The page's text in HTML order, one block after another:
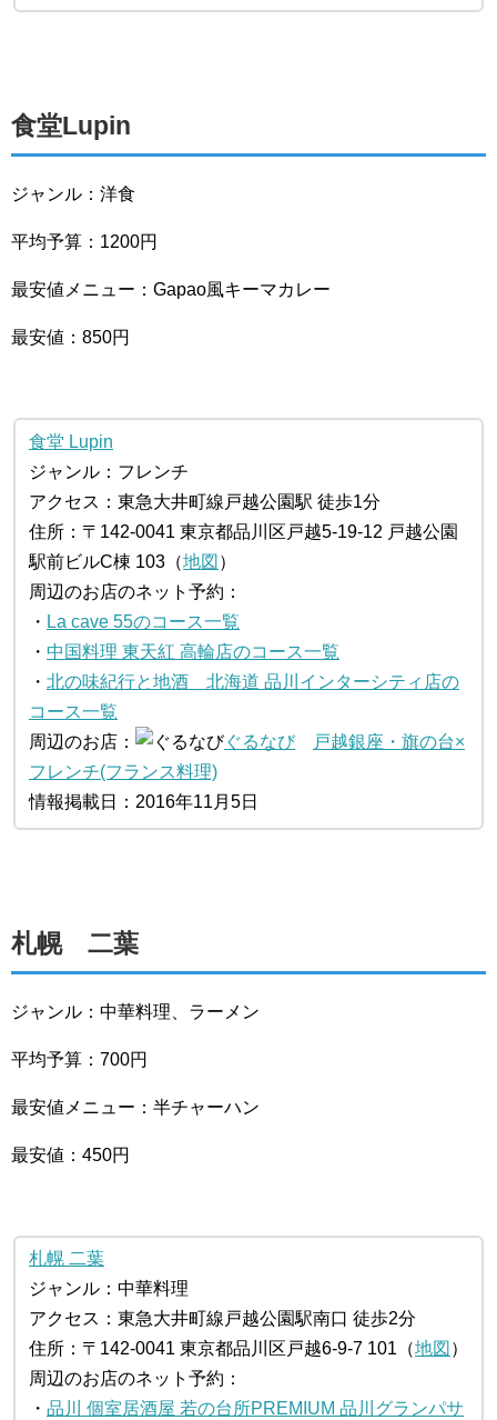
食堂Lupin
ジャンル：洋食
平均予算：1200円
最安値メニュー：Gapao風キーマカレー
最安値：850円
食堂 Lupin
ジャンル：フレンチ
アクセス：東急大井町線戸越公園駅 徒歩1分
住所：〒142-0041 東京都品川区戸越5-19-12 戸越公園
駅前ビルC棟 103（地図 ）
周辺のお店のネット予約：
・ La cave 55のコース一覧
・ 中国料理 東天紅 高輪店のコース一覧
・ 北の味紀行と地酒 北海道 品川インターシティ店の
コース一覧
周辺のお店：
ぐるなび
戸越銀座・旗の台×
フレンチ(フランス料理)
情報掲載日：2016年11月5日
札幌 二葉
ジャンル：中華料理、ラーメン
平均予算：700円
最安値メニュー：半チャーハン
最安値：450円
札幌 二葉
ジャンル：中華料理
アクセス：東急大井町線戸越公園駅南口 徒歩2分
住所：〒142-0041 東京都品川区戸越6-9-7 101（地図 ）
周辺のお店のネット予約：
・ 品川 個室居酒屋 若の台所PREMIUM 品川グランパサ